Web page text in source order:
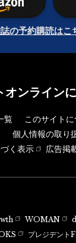
の予約購読はこ
オンライン
覧
このサイト
個人情報の取り
く表示
広告掲
WOMAN
プレジデン